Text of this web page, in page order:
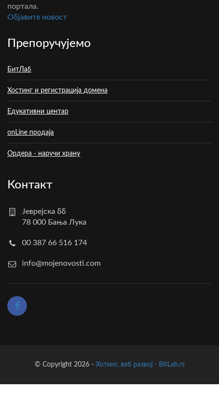
портала.
Oбјавите новост
Препоручујемо
БитЛаб
Хостинг и регистрација домена
Едукативни центар
onLine продаја
Ордера - наручи храну
Контакт
Јеврејска бб
78 000 Бања Лука
00 387 66 516 174
info@mojenovosti.com
© Copyright 2026 - Хотинг, веб развој - BitLab.rs